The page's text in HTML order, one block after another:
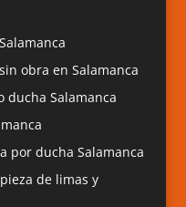
obra en Salamanca
Salamanca
por ducha Salamanca
de limas y